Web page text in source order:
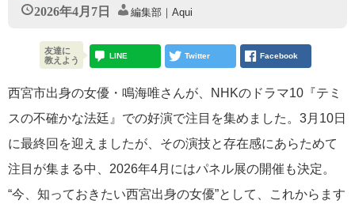
2026年4月7日 編集部｜Aqui
西宮市出身の女優・鳴海唯さんが、NHKのドラマ10『テミ
スの不確かな法廷』での好演で注目を集めました。3月10日
に最終回を迎えましたが、その演技と存在感にあらためて
注目が集まる中、2026年4月にはパネル展の開催も決定。
“今、知っておきたい西宮出身の女優”として、これからます
友達に
教えよう
LINE Twitter Facebook